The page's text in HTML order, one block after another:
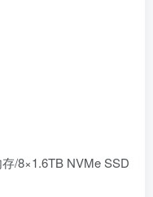
/8×1.6TB NVMe SSD